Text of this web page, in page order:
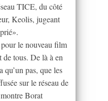
TICE, du côté
Keolis, jugeant
le nouveau film
de tous. De là à en
qu’un pas, que les
sur le réseau de
Borat